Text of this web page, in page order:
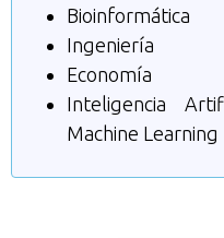
Bioinformática
Ingeniería
Economía
Inteligencia
Machine Learning